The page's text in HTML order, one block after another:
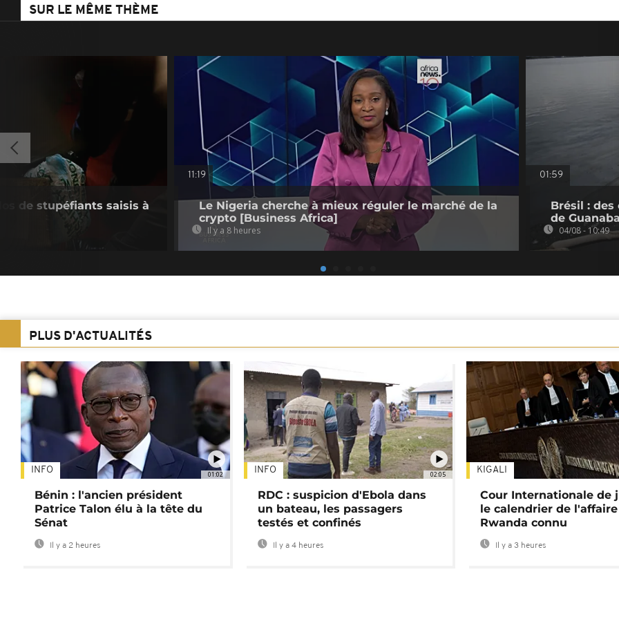
SUR LE MÊME THÈME
de stupéfiants saisis à
11:19
Le Nigeria cherche à mieux réguler le marché de la
crypto [Business Africa]
Il y a 8 heures
01:59
Brésil : des
de
04/08 - 10:49
PLUS D'ACTUALITÉS
01:02
INFO
Bénin : l'ancien président
Patrice Talon élu à la tête du
Sénat
Il y a 2 heures
02:05
INFO
RDC : suspicion d'Ebola dans
un bateau, les passagers
testés et confinés
Il y a 4 heures
KIGALI
Cour Internationale de
le calendrier de l'affaire
Rwanda connu
Il y a 3 heures